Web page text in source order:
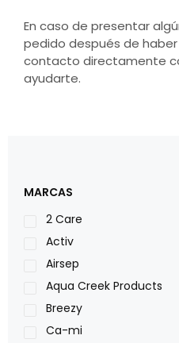
En caso de presentar
pedido después de
contacto directamente
ayudarte.
MARCAS
2 Care
Activ
Airsep
Aqua Creek Products
Breezy
Ca-mi